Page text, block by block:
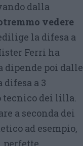
dalla
vedere
la difesa a
Ferri ha
dipende poi dalle
a 3
tecnico dei lilla.
a seconda dei
ad esempio,
perfette